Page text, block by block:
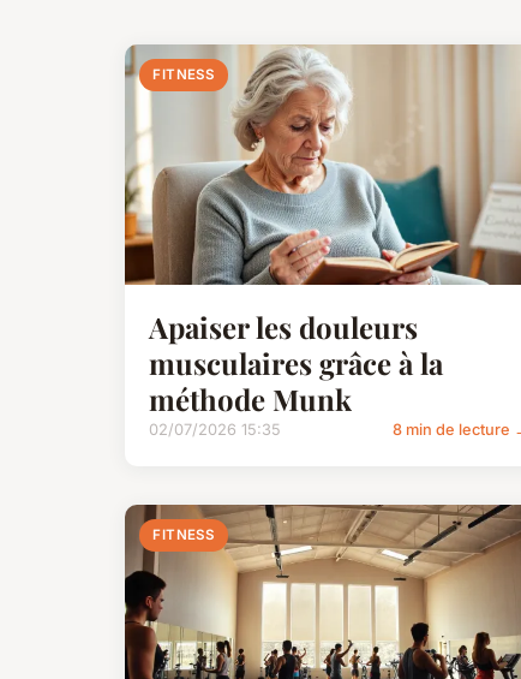
FITNESS
Apaiser les douleurs
musculaires grâce à la
méthode Munk
02/07/2026 15:35 8 min de lecture
FITNESS